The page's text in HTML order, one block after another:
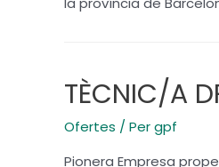
TÈCNIC/A
Ofertes / Pergpf
Pionera Empresa